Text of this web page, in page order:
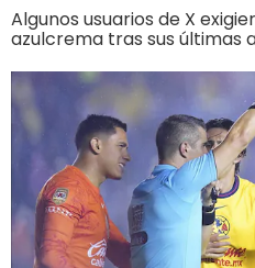
Algunos usuarios de X
azulcrema tras sus últimas